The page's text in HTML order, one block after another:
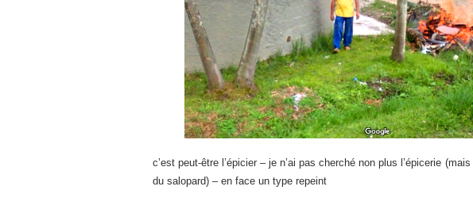
c’est peut-être l’épicier – je n’ai pas cherché non plus l’épicerie
du salopard) – en face un type repeint